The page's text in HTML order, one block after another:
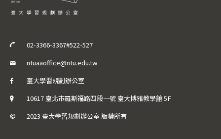
02-3366-3367#522-527
ntuaaoffice@ntu.edu.tw
臺大學習規劃辦公室
10617 臺北市羅斯福路四段一號 臺大博雅教學館 5F
©
2023 臺大學習規劃辦公室 版權所有